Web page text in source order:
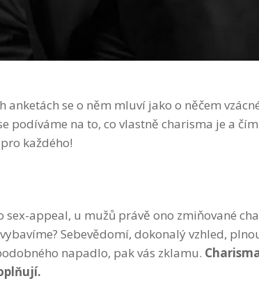
anketách se o něm mluví jako o něčem
podíváme na to, co vlastně charisma je a
každého!
sex-appeal, u mužů právě ono zmiňované
Sebevědomí, dokonalý vzhled,
napadlo, pak vás zklamu.